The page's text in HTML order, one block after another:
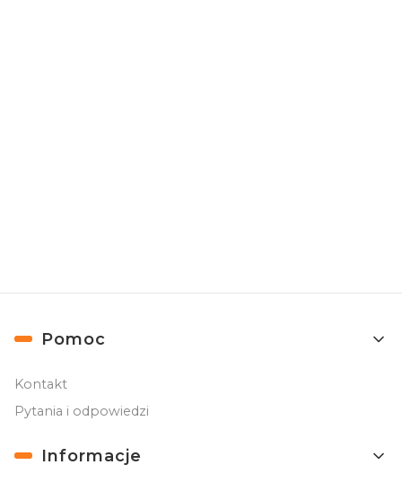
Linki w stopce
Pomoc
Kontakt
Pytania i odpowiedzi
Informacje